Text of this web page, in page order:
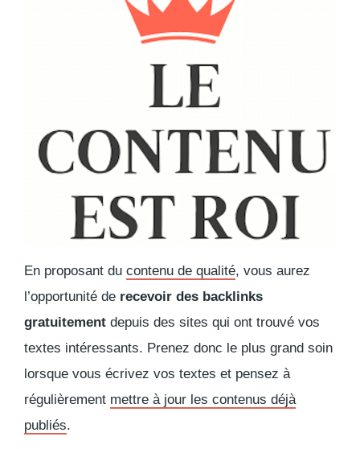
En proposant du contenu de qualité, vous aurez
l’opportunité de recevoir des backlinks
gratuitement depuis des sites qui ont trouvé vos
textes intéressants. Prenez donc le plus grand soin
lorsque vous écrivez vos textes et pensez à
régulièrement mettre à jour les contenus déjà
publiés.